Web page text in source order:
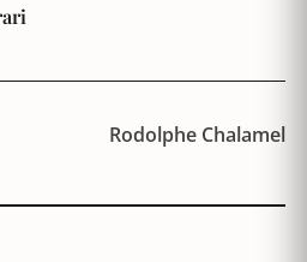
Rodolphe Chalamel